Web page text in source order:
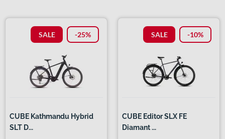
SALE -25%
CUBE Kathmandu Hybrid
SLT D...
SALE -10%
CUBE Editor SLX FE
Diamant ...